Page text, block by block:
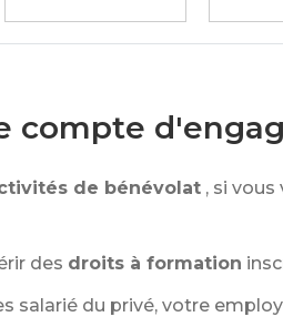
compte
de bénévolat , si
des droits à formation
salarié du privé, votre